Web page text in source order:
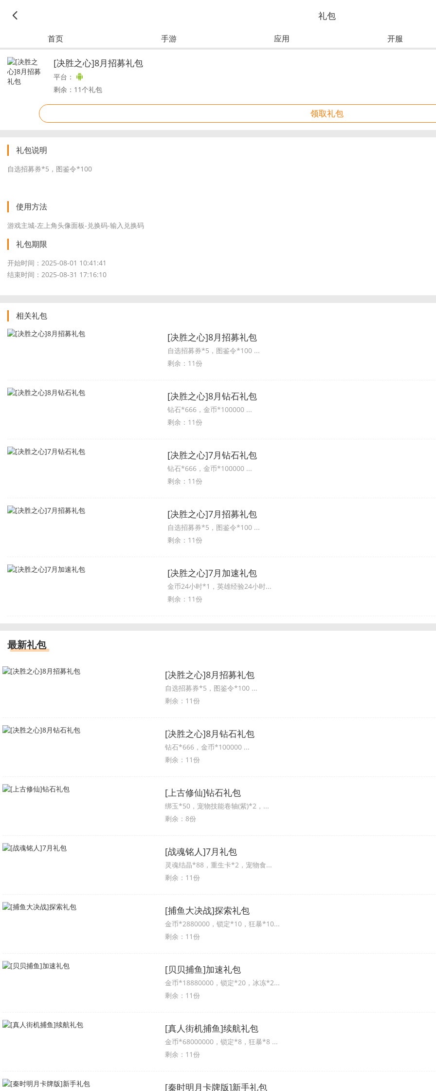
礼包
首页 手游 应用 开服
[决胜之心]8月招募礼包
平台：
剩余：11个礼包
领取礼包
礼包说明
自选招募券*5，图鉴令*100
使用方法
游戏主城-左上角头像面板-兑换码-输入兑换码
礼包期限
开始时间：2025-08-01 10:41:41
结束时间：2025-08-31 17:16:10
相关礼包
[决胜之心]8月招募礼包
自选招募券*5，图鉴令*100 ...
剩余：11份
[决胜之心]8月钻石礼包
钻石*666，金币*100000 ...
剩余：11份
[决胜之心]7月钻石礼包
钻石*666，金币*100000 ...
剩余：11份
[决胜之心]7月招募礼包
自选招募券*5，图鉴令*100 ...
剩余：11份
[决胜之心]7月加速礼包
金币24小时*1，英雄经验24小时...
剩余：11份
最新礼包
[决胜之心]8月招募礼包
自选招募券*5，图鉴令*100 ...
剩余：11份
[决胜之心]8月钻石礼包
钻石*666，金币*100000 ...
剩余：11份
[上古修仙]钻石礼包
绑玉*50，宠物技能卷轴(紫)*2，...
剩余：8份
[战魂铭人]7月礼包
灵魂结晶*88，重生卡*2，宠物食...
剩余：11份
[捕鱼大决战]探索礼包
金币*2880000，锁定*10，狂暴*10...
剩余：11份
[贝贝捕鱼]加速礼包
金币*18880000，锁定*20，冰冻*2...
剩余：11份
[真人街机捕鱼]续航礼包
金币*68000000，锁定*8，狂暴*8 ...
剩余：11份
[秦时明月卡牌版]新手礼包